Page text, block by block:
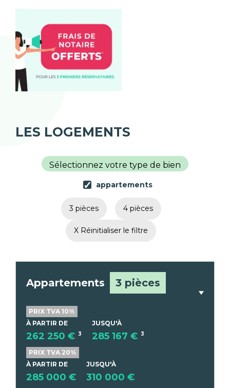
LES LOGEMENTS
Sélectionnez votre type de bien
appartements
3 pièces 4 pièces
X Réinitialiser le filtre
Appartements 3 pièces
PRIX TVA 10%
À PARTIR DE
262 250 € 3
JUSQU'À
285 167 € 3
PRIX TVA 20%
À PARTIR DE
285 000 €
JUSQU'À
310 000 €